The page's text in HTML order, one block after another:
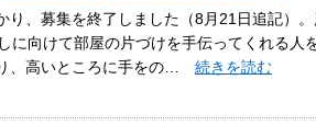
、募集を終了しました（8月21日追記）
に向けて部屋の片づけを手伝ってくれる人
、高いところに手をの… 続きを読む